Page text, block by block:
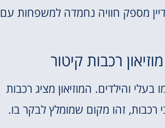
מספק חוויה נחמדה למשפחות עם
בעלי והילדים. המוזיאון מציג רכבות
זהו מקום שמומלץ לבקר בו.